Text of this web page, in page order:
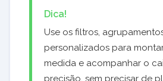
Dica!
Use os filtros,
personalizados para
medida e acompanhar o
precisão, sem precisar de